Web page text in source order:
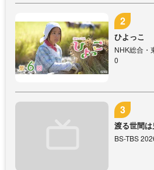
ひよっこ
NHK総合・
0
渡る世間
BS-TBS